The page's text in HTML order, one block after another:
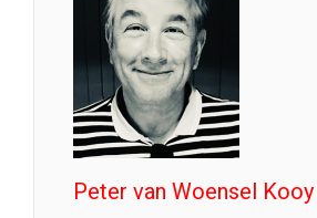
Peter van Woensel Kooy